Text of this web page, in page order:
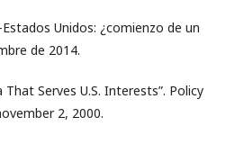
Unidos: ¿comienzo de un
de 2014.
Serves U.S. Interests”. Policy
2, 2000.